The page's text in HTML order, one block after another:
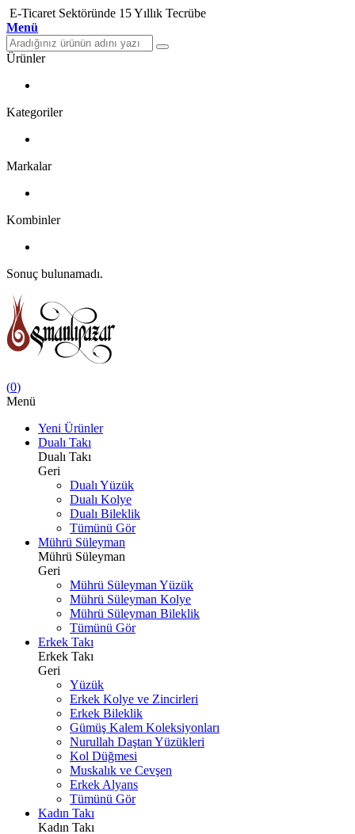
E-Ticaret Sektöründe 15 Yıllık Tecrübe
Menü
Ürünler
Kategoriler
Markalar
Kombinler
Sonuç bulunamadı.
(0)
Menü
Yeni Ürünler
Dualı Takı
Dualı Takı
Geri
Dualı Yüzük
Dualı Kolye
Dualı Bileklik
Tümünü Gör
Mührü Süleyman
Mührü Süleyman
Geri
Mührü Süleyman Yüzük
Mührü Süleyman Kolye
Mührü Süleyman Bileklik
Tümünü Gör
Erkek Takı
Erkek Takı
Geri
Yüzük
Erkek Kolye ve Zincirleri
Erkek Bileklik
Gümüş Kalem Koleksiyonları
Nurullah Daştan Yüzükleri
Kol Düğmesi
Muskalık ve Cevşen
Erkek Alyans
Tümünü Gör
Kadın Takı
Kadın Takı